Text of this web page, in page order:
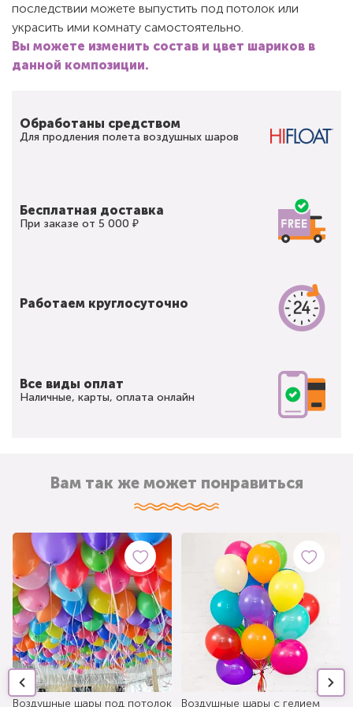
последствии можете выпустить под потолок или
украсить ими комнату самостоятельно.
Вы можете изменить состав и цвет шариков в
данной композиции.
Обработаны средством
Для продления полета воздушных шаров
Бесплатная доставка
При заказе от 5 000 ₽
Работаем круглосуточно
Все виды оплат
Наличные, карты, оплата онлайн
Вам так же может понравиться
Воздушные шары под потолок
Воздушные шары с гелием